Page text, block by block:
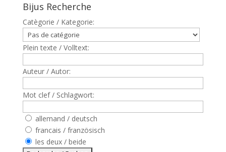
Bijus Recherche
Catègorie / Kategorie:
Plein texte / Volltext:
Auteur / Autor:
Mot clef / Schlagwort:
allemand / deutsch
francais / französisch
les deux / beide